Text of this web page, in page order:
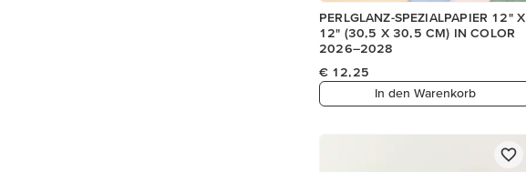
PERLGLANZ-SPEZIALPAPIER 12" X
12" (30,5 X 30,5 CM) IN COLOR
2026–2028
€ 12,25
In den Warenkorb